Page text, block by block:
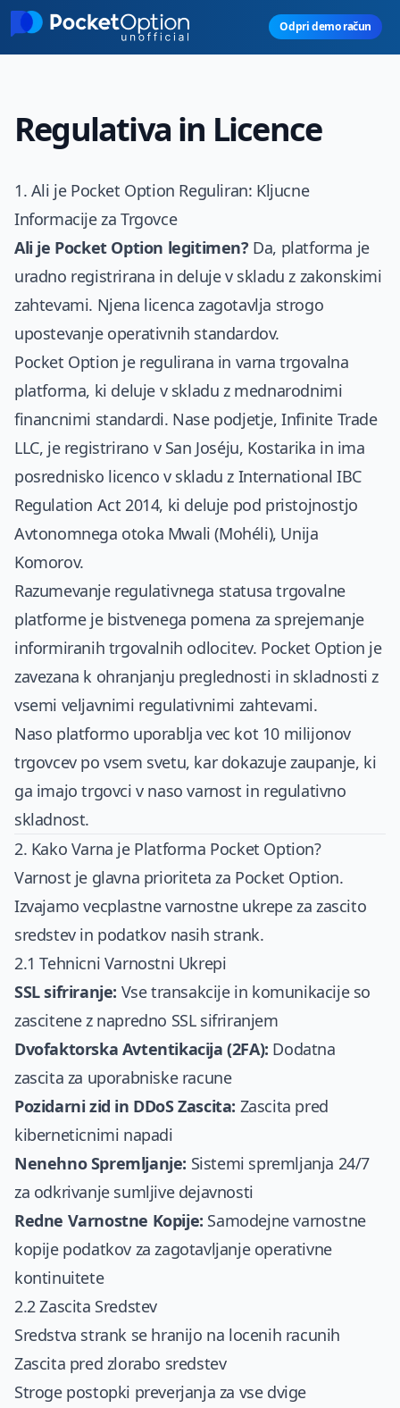
Skip to main content
Odpri demo račun
Regulativa in Licence
1. Ali je Pocket Option Reguliran: Kljucne
Informacije za Trgovce
Ali je Pocket Option legitimen? Da, platforma je
uradno registrirana in deluje v skladu z zakonskimi
zahtevami. Njena licenca zagotavlja strogo
upostevanje operativnih standardov.
Pocket Option je regulirana in varna trgovalna
platforma, ki deluje v skladu z mednarodnimi
financnimi standardi. Nase podjetje, Infinite Trade
LLC, je registrirano v San Joséju, Kostarika in ima
posrednisko licenco v skladu z International IBC
Regulation Act 2014, ki deluje pod pristojnostjo
Avtonomnega otoka Mwali (Mohéli), Unija
Komorov.
Razumevanje regulativnega statusa trgovalne
platforme je bistvenega pomena za sprejemanje
informiranih trgovalnih odlocitev. Pocket Option je
zavezana k ohranjanju preglednosti in skladnosti z
vsemi veljavnimi regulativnimi zahtevami.
Naso platformo uporablja vec kot 10 milijonov
trgovcev po vsem svetu, kar dokazuje zaupanje, ki
ga imajo trgovci v naso varnost in regulativno
skladnost.
2. Kako Varna je Platforma Pocket Option?
Varnost je glavna prioriteta za Pocket Option.
Izvajamo vecplastne varnostne ukrepe za zascito
sredstev in podatkov nasih strank.
2.1 Tehnicni Varnostni Ukrepi
SSL sifriranje: Vse transakcije in komunikacije so
zascitene z napredno SSL sifriranjem
Dvofaktorska Avtentikacija (2FA): Dodatna
zascita za uporabniske racune
Pozidarni zid in DDoS Zascita: Zascita pred
kiberneticnimi napadi
Nenehno Spremljanje: Sistemi spremljanja 24/7
za odkrivanje sumljive dejavnosti
Redne Varnostne Kopije: Samodejne varnostne
kopije podatkov za zagotavljanje operativne
kontinuitete
2.2 Zascita Sredstev
Sredstva strank se hranijo na locenih racunih
Zascita pred zlorabo sredstev
Stroge postopki preverjanja za vse dvige